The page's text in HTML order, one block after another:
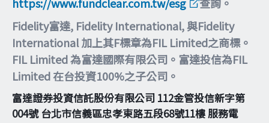
Fidelity富達, Fidelity International, 與Fidelity
International 加上其F標章為FIL Limited之商標。
FIL Limited 為富達國際有限公司。富達投信為FIL
Limited 在台投資100%之子公司。
富達證券投資信託股份有限公司 112金管投信新字第
004號 台北市信義區忠孝東路五段68號11樓 服務電